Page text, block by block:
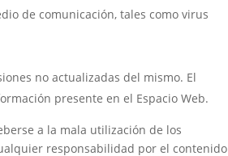
de comunicación, tales como virus
no actualizadas del mismo. El
presente en el Espacio Web.
a la mala utilización de los
responsabilidad por el contenido